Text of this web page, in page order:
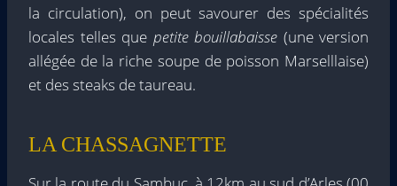
la circulation), on peut savourer des spécialités
locales telles que petite bouillabaisse (une version
allégée de la riche soupe de poisson Marselllaise)
et des steaks de taureau.
LA CHASSAGNETTE